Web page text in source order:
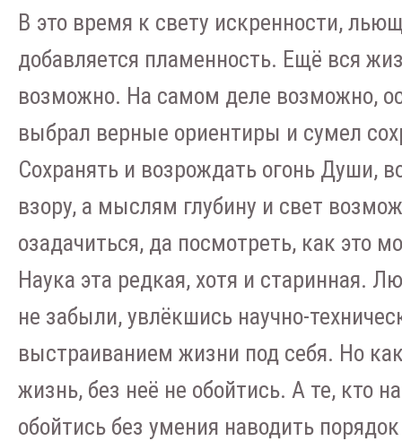
В это время к свету искренности,
добавляется пламенность. Ещё вся
возможно. На самом деле возможно,
выбрал верные ориентиры и сумел
Сохранять и возрождать огонь Души,
взору, а мыслям глубину и свет
озадачиться, да посмотреть, как это
Наука эта редкая, хотя и старинная.
не забыли, увлёкшись научно-
выстраиванием жизни под себя. Но
жизнь, без неё не обойтись. А те, кто
обойтись без умения наводить